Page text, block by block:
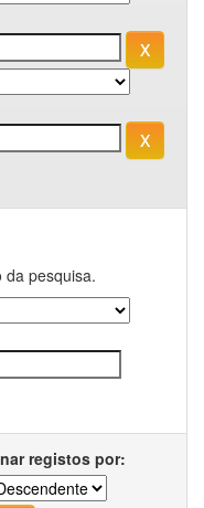
da pesquisa.
registos por: